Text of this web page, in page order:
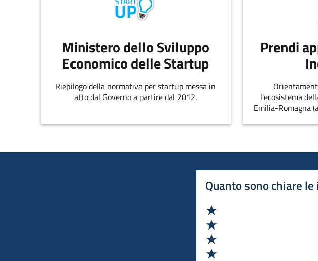
Ministero dello Sviluppo
Economico delle Startup
Riepilogo della normativa per startup messa in
atto dal Governo a partire dal 2012.
Prendi
l'ecosistema
Emilia-Romagna
Quanto sono chiare